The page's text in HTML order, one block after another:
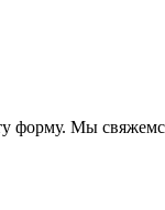
форму. Мы